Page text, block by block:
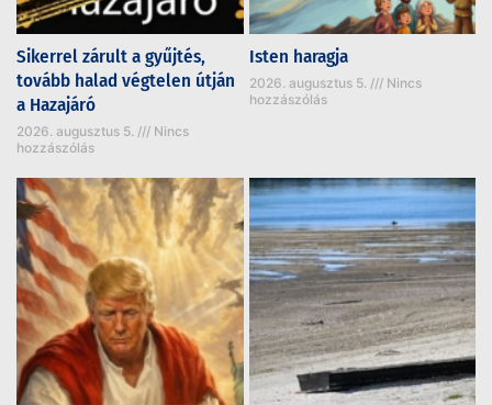
Sikerrel zárult a gyűjtés,
tovább halad végtelen útján
a Hazajáró
2026. augusztus 5.
Nincs
hozzászólás
Isten haragja
2026. augusztus 5.
Nincs
hozzászólás